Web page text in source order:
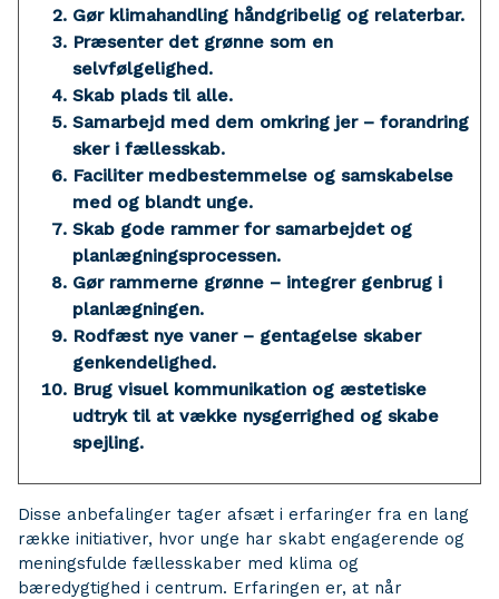
Gør klimahandling håndgribelig og relaterbar.
Præsenter det grønne som en
selvfølgelighed.
Skab plads til alle.
Samarbejd med dem omkring jer – forandring
sker i fællesskab.
Faciliter medbestemmelse og samskabelse
med og blandt unge.
Skab gode rammer for samarbejdet og
planlægningsprocessen.
Gør rammerne grønne – integrer genbrug i
planlægningen.
Rodfæst nye vaner – gentagelse skaber
genkendelighed.
Brug visuel kommunikation og æstetiske
udtryk til at vække nysgerrighed og skabe
spejling.
Disse anbefalinger tager afsæt i erfaringer fra en lang
række initiativer, hvor unge har skabt engagerende og
meningsfulde fællesskaber med klima og
bæredygtighed i centrum. Erfaringen er, at når